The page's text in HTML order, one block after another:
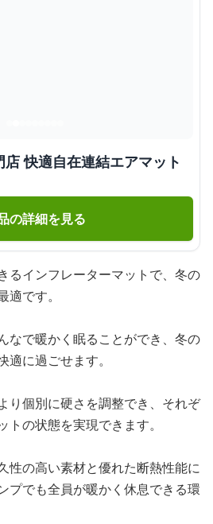
快適自在連結エアマット
の詳細を見る
るインフレーターマットで、冬の
です。
なで暖かく眠ることができ、冬の
に過ごせます。
り個別に硬さを調整でき、それぞ
の状態を実現できます。
性の高い素材と優れた断熱性能に
プでも全員が暖かく休息できる環